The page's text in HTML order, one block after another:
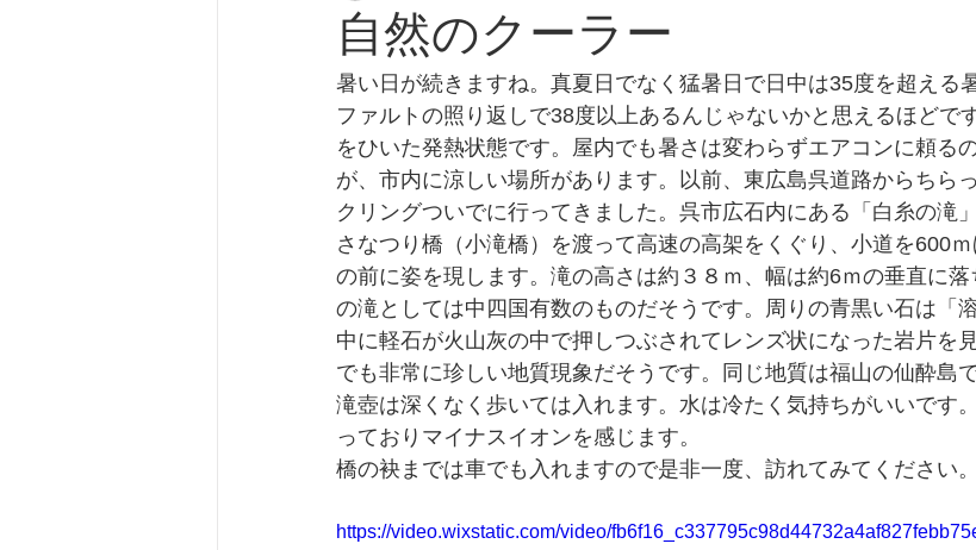
自然のクーラー
暑い日が続きますね。真夏日でなく猛暑日で日中は35度を超える
ファルトの照り返しで38度以上あるんじゃないかと思えるほどで
をひいた発熱状態です。屋内でも暑さは変わらずエアコンに頼るの
が、市内に涼しい場所があります。以前、東広島呉道路からちら
クリングついでに行ってきました。呉市広石内にある「白糸の滝
さなつり橋（小滝橋）を渡って高速の高架をくぐり、小道を600
の前に姿を現します。滝の高さは約３８ｍ、幅は約6ｍの垂直に
の滝としては中四国有数のものだそうです。周りの青黒い石は「
中に軽石が火山灰の中で押しつぶされてレンズ状になった岩片を
でも非常に珍しい地質現象だそうです。同じ地質は福山の仙酔島
滝壺は深くなく歩いては入れます。水は冷たく気持ちがいいです
っておりマイナスイオンを感じます。
橋の袂までは車でも入れますので是非一度、訪れてみてください
https://video.wixstatic.com/video/